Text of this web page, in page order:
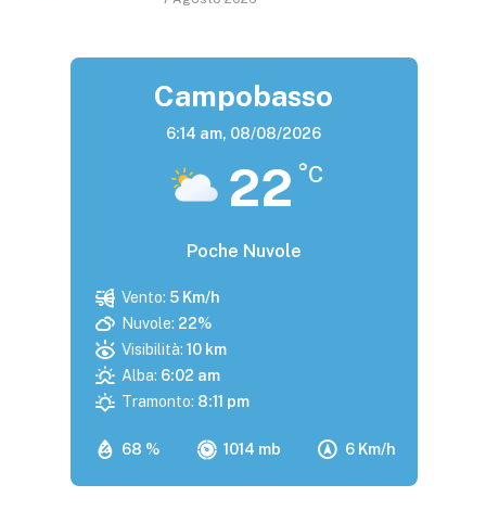
Campobasso
6:14 am, 08/08/2026
22 °C
Poche Nuvole
68 % 1014 mb 6 Km/h
Vento: 5 Km/h
Nuvole: 22%
Visibilità: 10 km
Alba: 6:02 am
Tramonto: 8:11 pm